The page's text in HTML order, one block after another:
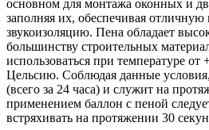
основном для монтажа оконных и
заполняя их, обеспечивая
звукоизоляцию. Пена обладает
большинству строительных
использоваться при температуре от
Цельсию. Соблюдая данные
(всего за 24 часа) и служит на
применением баллон с пеной
встряхивать на протяжении 30